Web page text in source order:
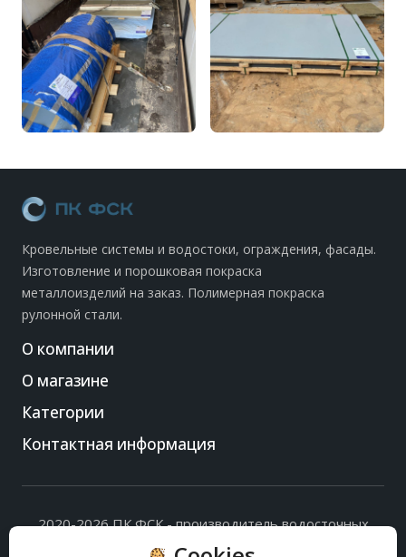
Кровельные системы и водостоки, ограждения, фасады.
Изготовление и порошковая покраска
металлоизделий на заказ. Полимерная покраска
рулонной стали.
О компании
О магазине
Категории
Контактная информация
2020-2026 ПК ФСК - производитель водосточных